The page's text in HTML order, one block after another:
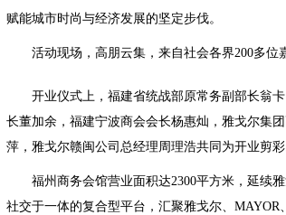
赋能城市时尚与经济发展的坚定步伐。
活动现场，高朋云集，来自社会各界200多位
开业仪式上，福建省统战部原常务副部长翁
长董加余，福建宁波商会会长杨惠灿，雅戈尔集
萍，雅戈尔赣闽公司总经理周理浩共同为开业剪彩
福州商务会馆营业面积达2300平方米，延续
社交于一体的复合型平台，汇聚雅戈尔、